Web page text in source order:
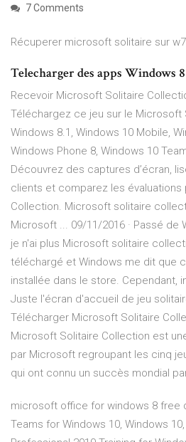
7 Comments
Récuperer microsoft solitaire sur
Telecharger des apps Windows
Recevoir Microsoft Solitaire
Téléchargez ce jeu sur le Microsoft
Windows 8.1, Windows 10 Mobile,
Windows Phone 8, Windows 10
Découvrez des captures d’écran,
clients et comparez les
Collection. Microsoft solitaire
Microsoft ... 09/11/2016 · Passé de
je n'ai plus Microsoft solitaire
téléchargé et Windows me dit que
installée dans le store. Cependant,
Juste l'écran d'accueil de jeu
Télécharger Microsoft Solitaire
Microsoft Solitaire Collection est
par Microsoft regroupant les cinq
qui ont connu un succès mondial
microsoft office for windows 8 free
Teams for Windows 10, Windows